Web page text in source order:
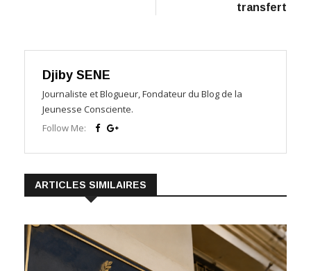
transfert
Djiby SENE
Journaliste et Blogueur, Fondateur du Blog de la
Jeunesse Consciente.
Follow Me:
ARTICLES SIMILAIRES